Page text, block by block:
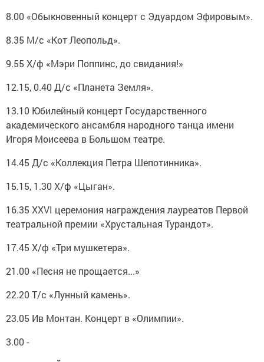
8.00 «Обыкновенный концерт с Эдуардом Эфировым».
8.35 М/с «Кот Леопольд».
9.55 Х/ф «Мэри Поппинс, до свидания!»
12.15, 0.40 Д/с «Планета Земля».
13.10 Юбилейный концерт Государственного
академического ансамбля народного танца имени
Игоря Моисеева в Большом театре.
14.45 Д/с «Коллекция Петра Шепотинника».
15.15, 1.30 Х/ф «Цыган».
16.35 XXVI церемония награждения лауреатов Первой
театральной премии «Хрустальная Турандот».
17.45 Х/ф «Три мушкетера».
21.00 «Песня не прощается...»
22.20 Т/с «Лунный камень».
23.05 Ив Монтан. Концерт в «Олимпии».
3.00 -